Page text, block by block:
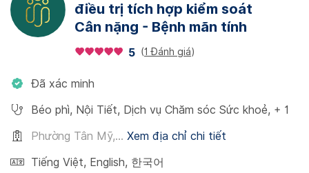
điều trị tích hợp kiểm soát
Cân nặng - Bệnh mãn tính
5 (1 Đánh giá)
Đã xác minh
Béo phì, Nội Tiết, Dịch vụ Chăm sóc Sức khoẻ, + 1
Phường Tân Mỹ,... Xem địa chỉ chi tiết
Tiếng Việt, English, 한국어